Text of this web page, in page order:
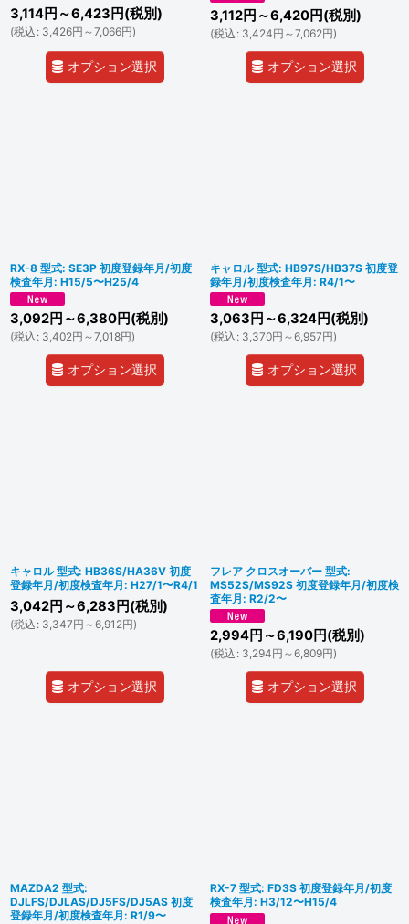
3,114円 ～6,423 円(税別)
(税込 : 3,426円 ～7,066円)
オプション選択
3,112円 ～6,420円(税別)
(税込 : 3,424円 ～7,062円)
オプション選択
RX-8 型式: SE3P 初度登録年月/初度
検査年月: H15/5〜H25/4
3,092円 ～6,380円(税別)
(税込 : 3,402円 ～7,018円)
オプション選択
キャロル 型式: HB97S/HB37S 初度登
録年月/初度検査年月: R4/1〜
3,063 円 ～6,324円(税別)
(税込 : 3,370円 ～6,957円)
オプション選択
キャロル 型式: HB36S/HA36V 初度
登録年月/初度検査年月: H27/1〜R4/1
3,042円 ～6,283 円(税別)
(税込 : 3,347円 ～6,912円)
オプション選択
フレア クロスオーバー 型式:
MS52S/MS92S 初度登録年月/初度検
査年月: R2/2〜
2,994円 ～6,190円(税別)
(税込 : 3,294円 ～6,809円)
オプション選択
MAZDA2 型式:
DJLFS/DJLAS/DJ5FS/DJ5AS 初度
登録年月/初度検査年月: R1/9〜
RX-7 型式: FD3S 初度登録年月/初度
検査年月: H3/12〜H15/4